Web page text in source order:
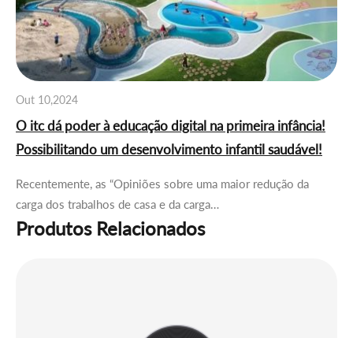
Out 10,2024
O itc dá poder à educação digital na primeira infância!
Possibilitando um desenvolvimento infantil saudável!
Recentemente, as “Opiniões sobre uma maior redução da
carga dos trabalhos de casa e da carga…
Produtos Relacionados